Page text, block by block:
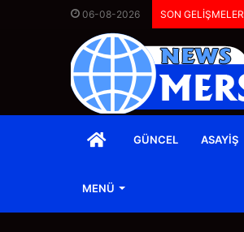
06-08-2026 SON GELİŞMELER
ANASAYFA
GÜNCEL ASAYIŞ
MENÜ